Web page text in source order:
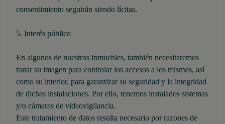
consentimiento seguirán siendo lícitas.
5. Interés público
En algunos de nuestros inmuebles, también necesitaremos
tratar su imagen para controlar los accesos a los mismos, así
como su interior, para garantizar su seguridad y la integridad
de dichas instalaciones. Por ello, tenemos instalados sistemas
y/o cámaras de videovigilancia.
Este tratamiento de datos resulta necesario por razones de